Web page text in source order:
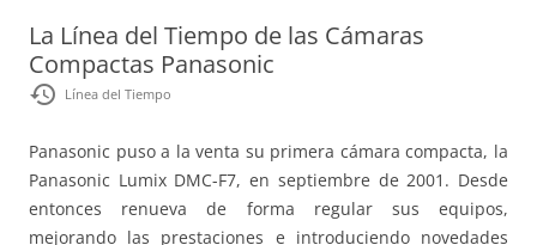
La Línea del Tiempo de las Cámaras
Compactas Panasonic
restore Línea del Tiempo
Panasonic puso a la venta su primera cámara compacta, la
Panasonic Lumix DMC-F7, en septiembre de 2001. Desde
entonces renueva de forma regular sus equipos,
mejorando las prestaciones e introduciendo novedades